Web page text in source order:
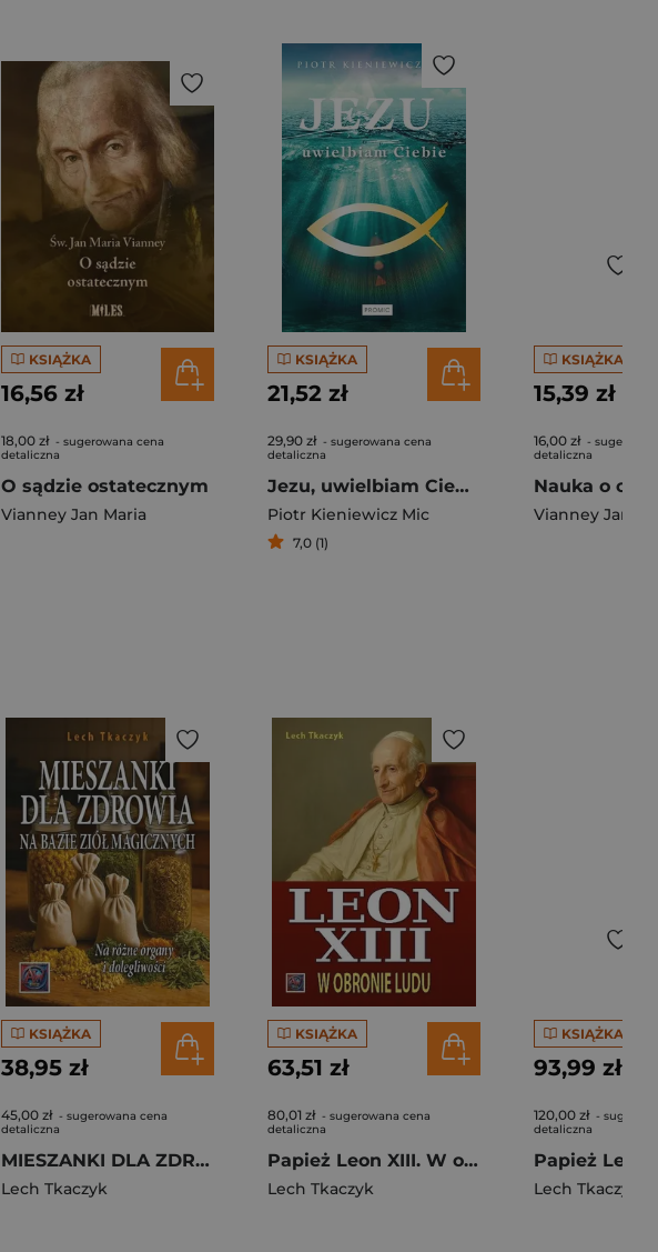
KSIĄŻKA
16,56 zł
18,00 zł - sugerowana cena
detaliczna
O sądzie ostatecznym
Vianney Jan Maria
KSIĄŻKA
21,52 zł
29,90 zł - sugerowana cena
detaliczna
Jezu, uwielbiam Ciebie
Piotr Kieniewicz Mic
7,0 (1)
KSIĄŻKA
15,39 zł
16,00 zł -
detaliczna
Vianney Jan
KSIĄŻKA
38,95 zł
45,00 zł - sugerowana cena
detaliczna
MIESZANKI DLA ZDROWIA NA BAZIE ZIÓŁ MAGICZNYCH. Na różne organy i dolegliwości
Lech Tkaczyk
KSIĄŻKA
63,51 zł
80,01 zł - sugerowana cena
detaliczna
Papież Leon XIII. W obronie ludu
Lech Tkaczyk
KSIĄŻKA
93,99 zł
120,00 zł -
detaliczna
Lech Tkaczyk